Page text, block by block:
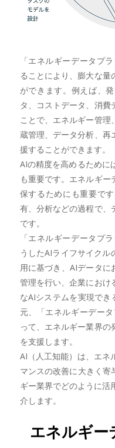
「エネルギーデータプ
ることにより、膨大な量
ができます。例えば、
タ、コストデータ、消費
ことで、エネルギー管
蔵管理、データ分析、再
援することができます。
AIの精度を高めるために
も重要です。エネルギ
保するためにも重要で
有、分析などの過程で、
です。
「エネルギーデータプ
うしたAIライフサイク
用に基づき、AIデータに
管理を行い、企業におけ
なAIシステムを実現で
元、「エネルギーデー
って、エネルギー業界
を支援します。
AI（人工知能）は、エネ
マンスの改善に大きく
ギー業界でどのように活
介します。
エネルギー